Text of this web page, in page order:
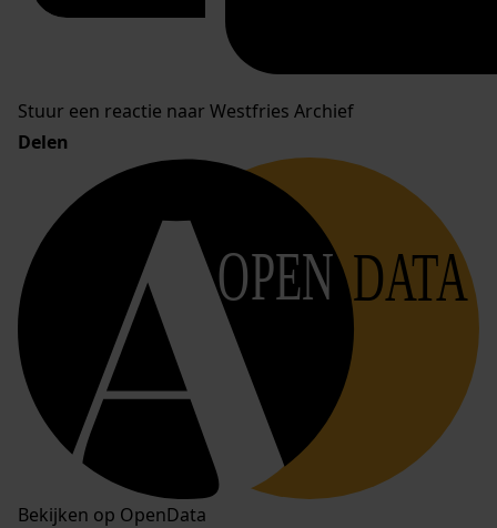
Stuur een reactie naar Westfries Archief
Delen
OPEN DATA
Bekijken op OpenData